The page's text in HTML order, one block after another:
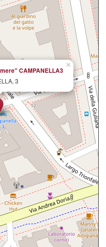
×
CAMPANELLA3
3